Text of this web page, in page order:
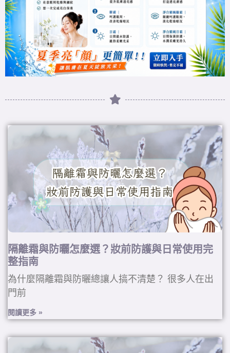
隔離霜與防曬怎麼選？妝前防護與日常使用完
整指南
為什麼隔離霜與防曬總讓人搞不清楚？ 很多人在出
門前
閱讀更多 »